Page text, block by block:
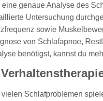
eine genaue Analyse des
Untersuchung
sowie
von Schlafapnoe,
benötigst, kannst du
vielen Schlafproblemen